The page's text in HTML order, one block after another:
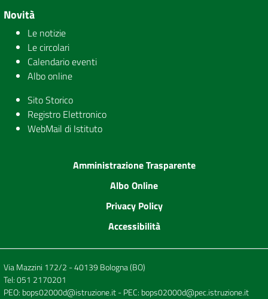
Novità
Le notizie
Le circolari
Calendario eventi
Albo online
Sito Storico
Registro Elettronico
WebMail di Istituto
Amministrazione Trasparente
Albo Online
Privacy Policy
Accessibilità
Via Mazzini 172/2 - 40139 Bologna (BO)
Tel:051 2170201
PEO: bops02000d@istruzione.it- PEC: bops02000d@pec.istruzione.it